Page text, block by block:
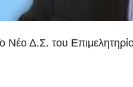
Νέο Δ.Σ. του